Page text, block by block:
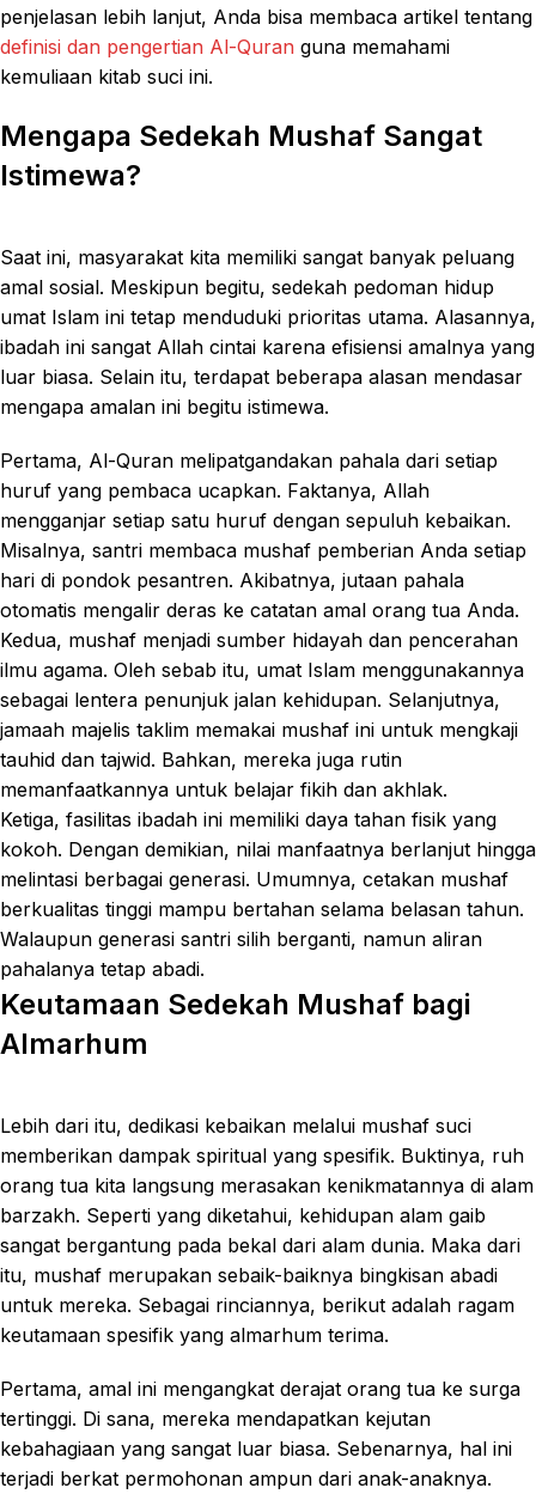
penjelasan lebih lanjut, Anda bisa membaca artikel tentang
definisi dan pengertian Al-Quran guna memahami
kemuliaan kitab suci ini.
Mengapa Sedekah Mushaf Sangat
Istimewa?
Saat ini, masyarakat kita memiliki sangat banyak peluang
amal sosial. Meskipun begitu, sedekah pedoman hidup
umat Islam ini tetap menduduki prioritas utama. Alasannya,
ibadah ini sangat Allah cintai karena efisiensi amalnya yang
luar biasa. Selain itu, terdapat beberapa alasan mendasar
mengapa amalan ini begitu istimewa.
Pertama, Al-Quran melipatgandakan pahala dari setiap
huruf yang pembaca ucapkan. Faktanya, Allah
mengganjar setiap satu huruf dengan sepuluh kebaikan.
Misalnya, santri membaca mushaf pemberian Anda setiap
hari di pondok pesantren. Akibatnya, jutaan pahala
otomatis mengalir deras ke catatan amal orang tua Anda.
Kedua, mushaf menjadi sumber hidayah dan pencerahan
ilmu agama. Oleh sebab itu, umat Islam menggunakannya
sebagai lentera penunjuk jalan kehidupan. Selanjutnya,
jamaah majelis taklim memakai mushaf ini untuk mengkaji
tauhid dan tajwid. Bahkan, mereka juga rutin
memanfaatkannya untuk belajar fikih dan akhlak.
Ketiga, fasilitas ibadah ini memiliki daya tahan fisik yang
kokoh. Dengan demikian, nilai manfaatnya berlanjut hingga
melintasi berbagai generasi. Umumnya, cetakan mushaf
berkualitas tinggi mampu bertahan selama belasan tahun.
Walaupun generasi santri silih berganti, namun aliran
pahalanya tetap abadi.
Keutamaan Sedekah Mushaf bagi
Almarhum
Lebih dari itu, dedikasi kebaikan melalui mushaf suci
memberikan dampak spiritual yang spesifik. Buktinya, ruh
orang tua kita langsung merasakan kenikmatannya di alam
barzakh. Seperti yang diketahui, kehidupan alam gaib
sangat bergantung pada bekal dari alam dunia. Maka dari
itu, mushaf merupakan sebaik-baiknya bingkisan abadi
untuk mereka. Sebagai rinciannya, berikut adalah ragam
keutamaan spesifik yang almarhum terima.
Pertama, amal ini mengangkat derajat orang tua ke surga
tertinggi. Di sana, mereka mendapatkan kejutan
kebahagiaan yang sangat luar biasa. Sebenarnya, hal ini
terjadi berkat permohonan ampun dari anak-anaknya.